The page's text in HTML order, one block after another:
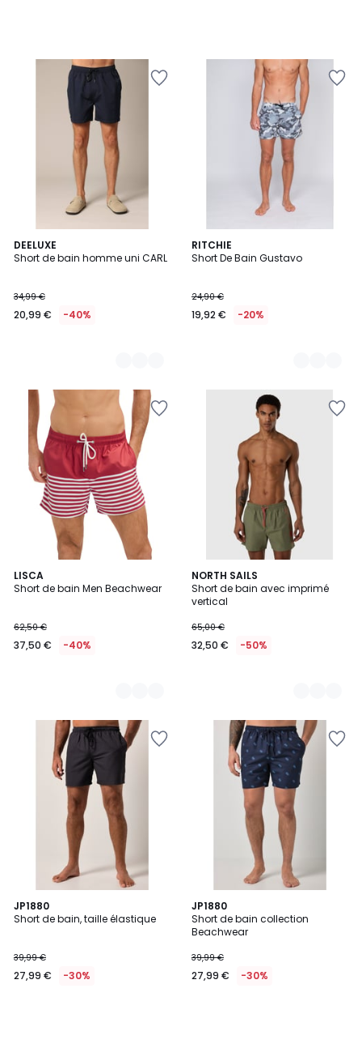
DEELUXE
Short de bain homme uni CARL
34,99 €
20,99 € -40%
4
Couleurs
RITCHIE
Short De Bain Gustavo
24,90 €
19,92 € -20%
2
Couleurs
LISCA
Short de bain Men Beachwear
62,50 €
37,50 € -40%
2
Couleurs
NORTH SAILS
Short de bain avec imprimé
vertical
65,00 €
32,50 € -50%
2
Couleurs
JP1880
Short de bain, taille élastique
39,99 €
27,99 € -30%
JP1880
Short de bain collection
Beachwear
39,99 €
27,99 € -30%